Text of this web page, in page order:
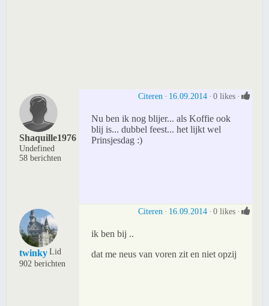
Shaquille1976
Undefined
58 berichten
Citeren 16.09.2014 0 likes
Nu ben ik nog blijer... als Koffie ook
blij is... dubbel feest... het lijkt wel
Prinsjesdag :)
twinky Lid
902 berichten
Citeren 16.09.2014 0 likes
ik ben bij ..
dat me neus van voren zit en niet opzij